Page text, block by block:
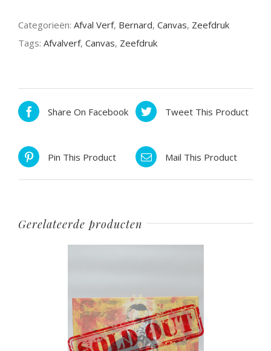
Categorieën: Afval Verf, Bernard, Canvas, Zeefdruk
Tags: Afvalverf, Canvas, Zeefdruk
Share On Facebook Tweet This Product
Pin This Product Mail This Product
Gerelateerde producten